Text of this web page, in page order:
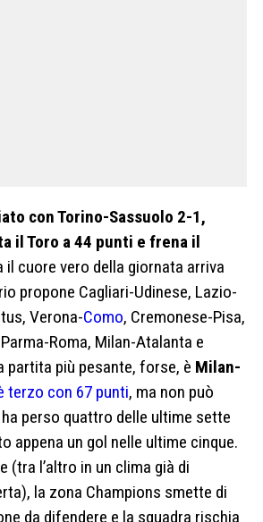
con Torino-Sassuolo 2-1,
il Toro a 44 punti e frena il
il cuore vero della giornata arriva
propone Cagliari-Udinese, Lazio-
Verona-Como, Cremonese-Pisa,
Roma, Milan-Atalanta e
partita più pesante, forse, è Milan-
terzo con 67 punti, ma non può
perso quattro delle ultime sette
appena un gol nelle ultime cinque.
(tra l’altro in un clima già di
la zona Champions smette di
da difendere e la squadra rischia